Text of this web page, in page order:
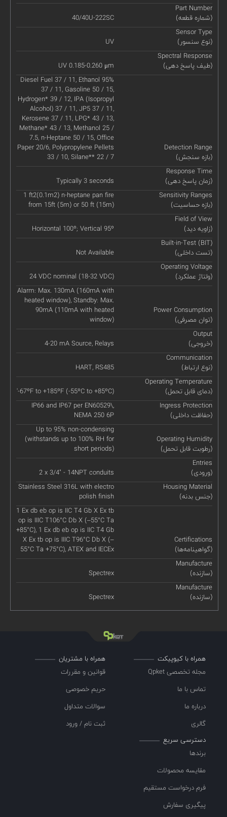
Part Number
(شماره قطعه)
40/40U-222SC
Sensor Type
(نوع سنسور)
UV
Spectral Response
(طیف پاسخ دهی)
UV 0.185-0.260 μm
Detection Range
(بازه سنجش)
Diesel Fuel 37 / 11, Ethanol 95%
37 / 11, Gasoline 50 / 15,
Hydrogen* 39 / 12, IPA (Isopropyl
Alcohol) 37 / 11, JP5 37 / 11,
Kerosene 37 / 11, LPG* 43 / 13,
Methane* 43 / 13, Methanol 25 /
7.5, n-Heptane 50 / 15, Office
Paper 20/6, Polypropylene Pellets
33 / 10, Silane** 22 / 7
Response Time
(زمان پاسخ دهی)
Typically 3 seconds
Sensitivity Ranges
(بازه حساسیت)
1 ft2(0.1m2) n-heptane pan fire
from 15ft (5m) or 50 ft (15m)
Field of View
(زاویه دید)
Horizontal 100º; Vertical 95º
Built-in-Test (BIT)
(تست داخلی)
Not Available
Operating Voltage
(ولتاژ عملکرد)
24 VDC nominal (18-32 VDC)
Power Consumption
(توان مصرفی)
Alarm: Max. 130mA (160mA with
heated window), Standby: Max.
90mA (110mA with heated
window)
Output
(خروجی)
4-20 mA Source, Relays
Communication
(نوع ارتباط)
HART, RS485
Operating Temperature
(دمای قابل تحمل)
'-67ºF to +185ºF (-55ºC to +85ºC)
Ingress Protection
(حفاظت داخلی)
IP66 and IP67 per EN60529\,
NEMA 250 6P
Operating Humidity
(رطوبت قابل تحمل)
Up to 95% non-condensing
(withstands up to 100% RH for
short periods)
Entries
(ورودی)
2 x 3/4" - 14NPT conduits
Housing Material
(جنس بدنه)
Stainless Steel 316L with electro
polish finish
Certifications
(گواهینامه‌ها)
1 Ex db eb op is IIC T4 Gb X Ex tb
op is IIIC T106°C Db X (–55°C Ta
+85°C), 1 Ex db eb op is IIC T4 Gb
X Ex tb op is IIIC T96°C Db X (–
55°C Ta +75°C), ATEX and IECEx
Manufacture
(سازنده)
Spectrex
Manufacture
(سازنده)
Spectrex
همراه با کیوپیکت
مجله تخصصی Qpket
تماس با ما
درباره ما
گالری
همراه با مشتریان
قوانین و مقررات
حریم خصوصی
سوالات متداول
ثبت نام / ورود
دسترسی سریع
برندها
مقایسه محصولات
فرم درخواست مستقیم
پیگیری سفارش